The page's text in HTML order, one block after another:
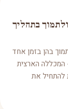
בתהליך
בהן בזמן אחד
המכללה הארצית
להתחיל את